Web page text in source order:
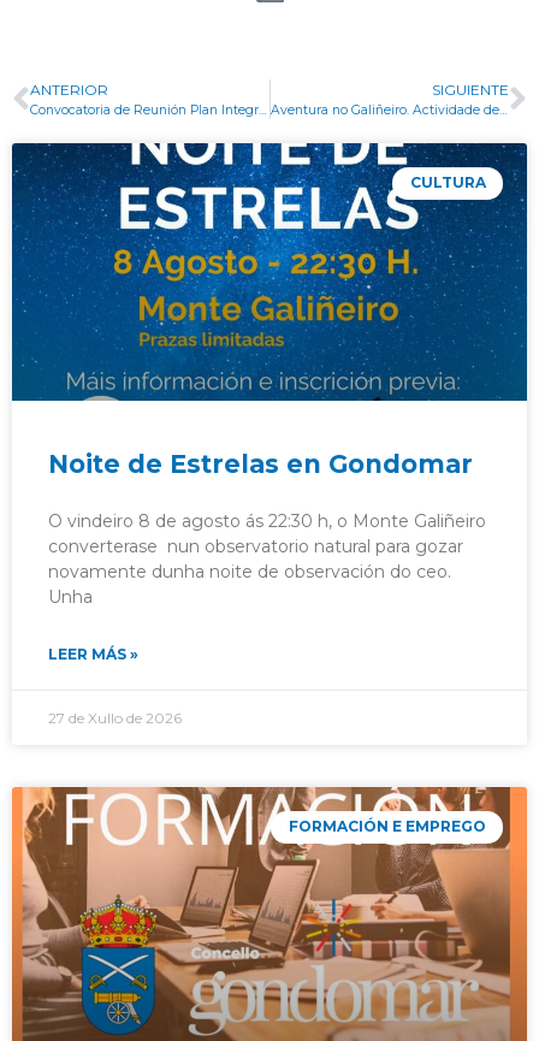
ANTERIOR
Convocatoria de Reunión Plan Integral de Augas
SIGUIENTE
Aventura no Galiñeiro. Actividade de orientación por grupos. (APLAZADA PARA SEPTIEMBRE)
CULTURA
Noite de Estrelas en Gondomar
O vindeiro 8 de agosto ás 22:30 h, o Monte Galiñeiro
converterase nun observatorio natural para gozar
novamente dunha noite de observación do ceo.
Unha
LEER MÁS »
27 de Xullo de 2026
FORMACIÓN E EMPREGO